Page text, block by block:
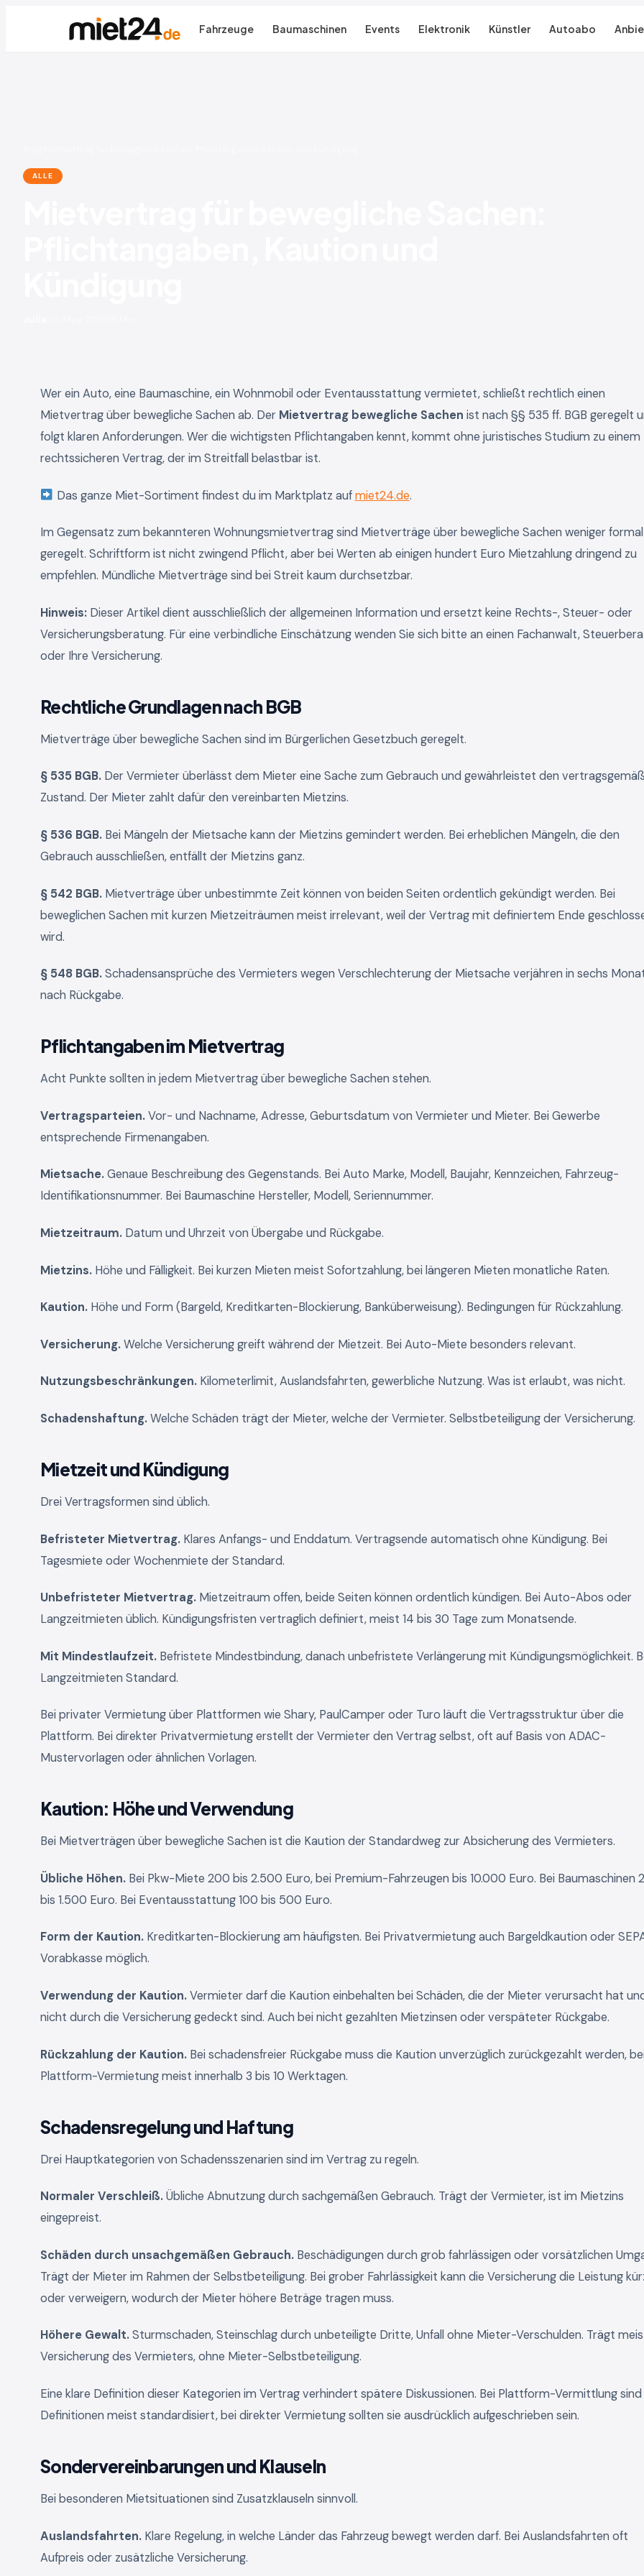
Fahrzeuge Baumaschinen Events Elektronik Künstler Autoabo
ALLE
Wer ein Auto, eine Baumaschine, ein Wohnmobil oder Eventausstattung vermietet, schließt rechtlich einen
Mietvertrag über bewegliche Sachen ab. Der Mietvertrag bewegliche Sachen ist nach §§ 535 ff. BGB geregelt
folgt klaren Anforderungen. Wer die wichtigsten Pflichtangaben kennt, kommt ohne juristisches Studium zu einem
rechtssicheren Vertrag, der im Streitfall belastbar ist.
Das ganze Miet-Sortiment findest du im Marktplatz aufmiet24.de.
Im Gegensatz zum bekannteren Wohnungsmietvertrag sind Mietverträge über bewegliche Sachen weniger formal
geregelt. Schriftform ist nicht zwingend Pflicht, aber bei Werten ab einigen hundert Euro Mietzahlung dringend zu
empfehlen. Mündliche Mietverträge sind bei Streit kaum durchsetzbar.
Hinweis: Dieser Artikel dient ausschließlich der allgemeinen Information und ersetzt keine Rechts-, Steuer- oder
Versicherungsberatung. Für eine verbindliche Einschätzung wenden Sie sich bitte an einen Fachanwalt,
oder Ihre Versicherung.
Rechtliche Grundlagen nach BGB
Mietverträge über bewegliche Sachen sind im Bürgerlichen Gesetzbuch geregelt.
§ 535 BGB. Der Vermieter überlässt dem Mieter eine Sache zum Gebrauch und gewährleistet den
Zustand. Der Mieter zahlt dafür den vereinbarten Mietzins.
§ 536 BGB. Bei Mängeln der Mietsache kann der Mietzins gemindert werden. Bei erheblichen Mängeln, die den
Gebrauch ausschließen, entfällt der Mietzins ganz.
§ 542 BGB. Mietverträge über unbestimmte Zeit können von beiden Seiten ordentlich gekündigt werden. Bei
beweglichen Sachen mit kurzen Mietzeiträumen meist irrelevant, weil der Vertrag mit definiertem Ende
wird.
§ 548 BGB.Schadensansprüche des Vermieters wegen Verschlechterung der Mietsache verjähren in sechs
nach Rückgabe.
Pflichtangaben im Mietvertrag
Acht Punkte sollten in jedem Mietvertrag über bewegliche Sachen stehen.
Vertragsparteien.Vor- und Nachname, Adresse, Geburtsdatum von Vermieter und Mieter. Bei Gewerbe
entsprechende Firmenangaben.
Mietsache.Genaue Beschreibung des Gegenstands. Bei Auto Marke, Modell, Baujahr, Kennzeichen, Fahrzeug-
Identifikationsnummer. Bei Baumaschine Hersteller, Modell, Seriennummer.
Mietzeitraum. Datum und Uhrzeit von Übergabe und Rückgabe.
Mietzins. Höhe und Fälligkeit. Bei kurzen Mieten meist Sofortzahlung, bei längeren Mieten monatliche Raten.
Kaution. Höhe und Form (Bargeld, Kreditkarten-Blockierung, Banküberweisung). Bedingungen für Rückzahlung.
Versicherung.Welche Versicherung greift während der Mietzeit. Bei Auto-Miete besonders relevant.
Nutzungsbeschränkungen. Kilometerlimit, Auslandsfahrten, gewerbliche Nutzung. Was ist erlaubt, was nicht.
Schadenshaftung.Welche Schäden trägt der Mieter, welche der Vermieter. Selbstbeteiligung der Versicherung.
Mietzeit und Kündigung
Drei Vertragsformen sind üblich.
Befristeter Mietvertrag. Klares Anfangs- und Enddatum. Vertragsende automatisch ohne Kündigung. Bei
Tagesmiete oder Wochenmiete der Standard.
Unbefristeter Mietvertrag. Mietzeitraum offen, beide Seiten können ordentlich kündigen. Bei Auto-Abos oder
Langzeitmieten üblich. Kündigungsfristen vertraglich definiert, meist 14 bis 30 Tage zum Monatsende.
Mit Mindestlaufzeit. Befristete Mindestbindung, danach unbefristete Verlängerung mit Kündigungsmöglichkeit.
Langzeitmieten Standard.
Bei privater Vermietung über Plattformen wie Shary, PaulCamper oder Turo läuft die Vertragsstruktur über die
Plattform. Bei direkter Privatvermietung erstellt der Vermieter den Vertrag selbst, oft auf Basis von ADAC-
Mustervorlagen oder ähnlichen Vorlagen.
Kaution: Höhe und Verwendung
Bei Mietverträgen über bewegliche Sachen ist die Kaution der Standardweg zur Absicherung des Vermieters.
Übliche Höhen. Bei Pkw-Miete 200 bis 2.500 Euro, bei Premium-Fahrzeugen bis 10.000 Euro. Bei Baumaschinen
bis 1.500 Euro. Bei Eventausstattung 100 bis 500 Euro.
Form der Kaution. Kreditkarten-Blockierung am häufigsten. Bei Privatvermietung auch Bargeldkaution oder
Vorabkasse möglich.
Verwendung der Kaution.Vermieter darf die Kaution einbehalten bei Schäden, die der Mieter verursacht hat
nicht durch die Versicherung gedeckt sind. Auch bei nicht gezahlten Mietzinsen oder verspäteter Rückgabe.
Rückzahlung der Kaution. Bei schadensfreier Rückgabe muss die Kaution unverzüglich zurückgezahlt werden,
Plattform-Vermietung meist innerhalb 3 bis 10 Werktagen.
Schadensregelung und Haftung
Drei Hauptkategorien von Schadensszenarien sind im Vertrag zu regeln.
Normaler Verschleiß.Übliche Abnutzung durch sachgemäßen Gebrauch. Trägt der Vermieter, ist im Mietzins
eingepreist.
Schäden durch unsachgemäßen Gebrauch. Beschädigungen durch grob fahrlässigen oder vorsätzlichen
Trägt der Mieter im Rahmen der Selbstbeteiligung. Bei grober Fahrlässigkeit kann die Versicherung die Leistung
oder verweigern, wodurch der Mieter höhere Beträge tragen muss.
Höhere Gewalt.Sturmschaden, Steinschlag durch unbeteiligte Dritte, Unfall ohne Mieter-Verschulden. Trägt
Versicherung des Vermieters, ohne Mieter-Selbstbeteiligung.
Eine klare Definition dieser Kategorien im Vertrag verhindert spätere Diskussionen. Bei Plattform-Vermittlung
Definitionen meist standardisiert, bei direkter Vermietung sollten sie ausdrücklich aufgeschrieben sein.
Sondervereinbarungen und Klauseln
Bei besonderen Mietsituationen sind Zusatzklauseln sinnvoll.
Auslandsfahrten. Klare Regelung, in welche Länder das Fahrzeug bewegt werden darf. Bei Auslandsfahrten oft
Aufpreis oder zusätzliche Versicherung.